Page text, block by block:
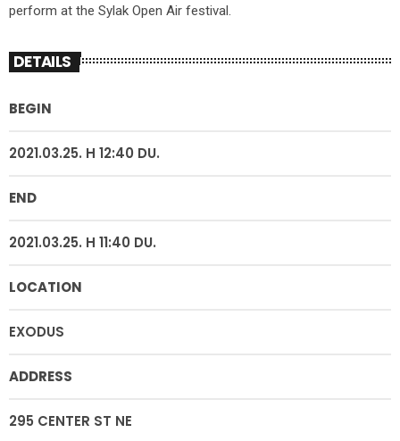
perform at the Sylak Open Air festival.
DETAILS
BEGIN
2021.03.25. H 12:40 DU.
END
2021.03.25. H 11:40 DU.
LOCATION
EXODUS
ADDRESS
295 CENTER ST NE